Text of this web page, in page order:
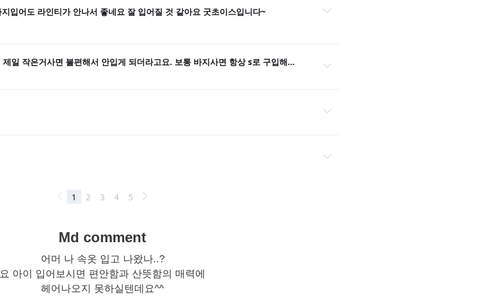
Md comment
어머 나 속옷 입고 나왔나..?
요 아이 입어보시면 편안함과 산뜻함의 매력에
헤어나오지 못하실텐데요^^